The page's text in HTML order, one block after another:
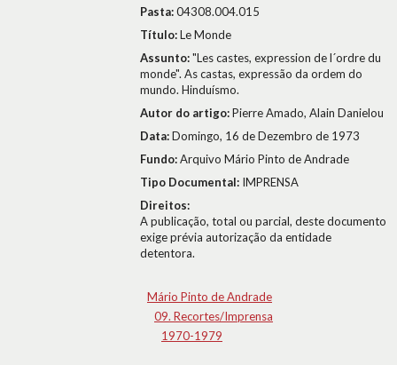
Pasta:04308.004.015
Título:Le Monde
Assunto:"Les castes, expression de l´ordre du
monde". As castas, expressão da ordem do
mundo. Hinduísmo.
Autor do artigo:Pierre Amado, Alain Danielou
Data:Domingo, 16 de Dezembro de 1973
Fundo:Arquivo Mário Pinto de Andrade
Tipo Documental: IMPRENSA
Direitos:
A publicação, total ou parcial, deste documento
exige prévia autorização da entidade
detentora.
Mário Pinto de Andrade
09. Recortes/Imprensa
1970-1979